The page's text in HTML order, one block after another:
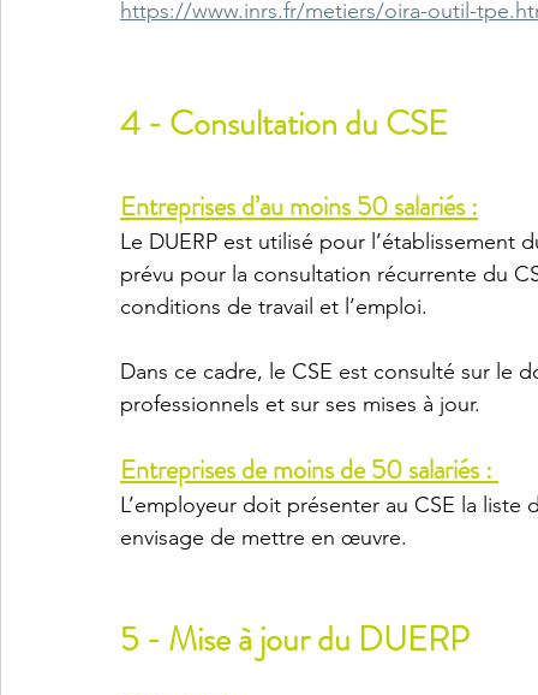
https://www.inrs.fr/metiers/oira-outil-
4 - Consultation du CSE
Entreprises d’au moins 50 salariés :
Le DUERP est utilisé pour
prévu pour la consultation récurrente du
conditions de travail et l’emploi.
Dans ce cadre, le CSE est consulté sur le
professionnels et sur ses mises à jour.
Entreprises de moins de 50 salariés :
L’employeur doit présenter au CSE la
envisage de mettre en œuvre.
5 - Mise à jour du DUERP